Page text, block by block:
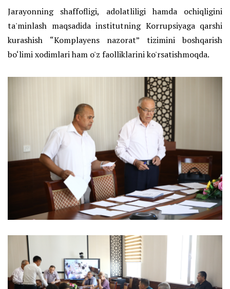
Jarayonning shaffofligi, adolatliligi hamda ochiqligini
ta'minlash maqsadida institutning Korrupsiyaga qarshi
kurashish “Komplayens nazorat” tizimini boshqarish
bo‘limi xodimlari ham o'z faolliklarini ko'rsatishmoqda.